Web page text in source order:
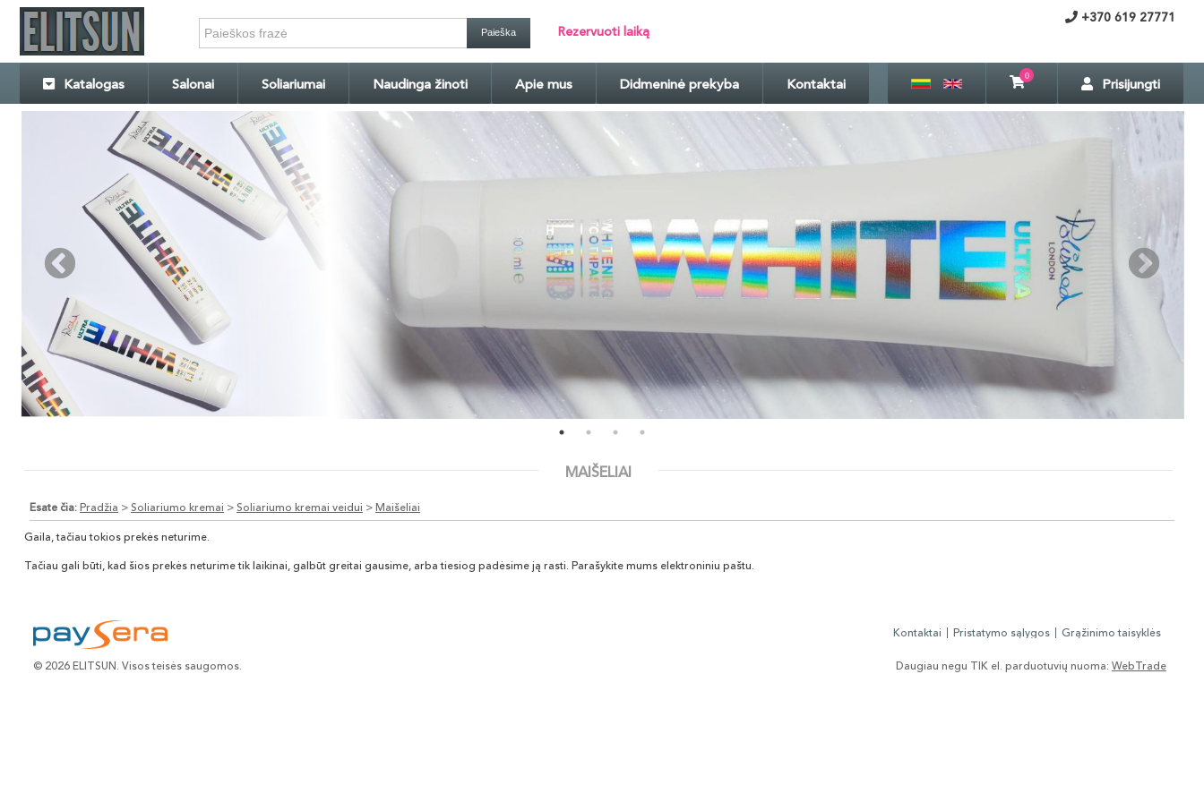
Rezervuoti laiką
+370 619 27771
Katalogas Salonai Soliariumai Naudinga žinoti Apie mus Didmeninė prekyba Kontaktai Prisijungti
0
MAIŠELIAI
Esate čia:Pradžia > Soliariumo kremai > Soliariumo kremai veidui >Maišeliai
Gaila, tačiau tokios prekės neturime.
Tačiau gali būti, kad šios prekės neturime tik laikinai, galbūt greitai gausime, arba tiesiog padėsime ją rasti. Parašykite mums elektroniniu paštu.
Kontaktai Pristatymo sąlygos Grąžinimo taisyklės
© 2026 ELITSUN. Visos teisės saugomos. Daugiau negu TIK el. parduotuvių nuoma: WebTrade